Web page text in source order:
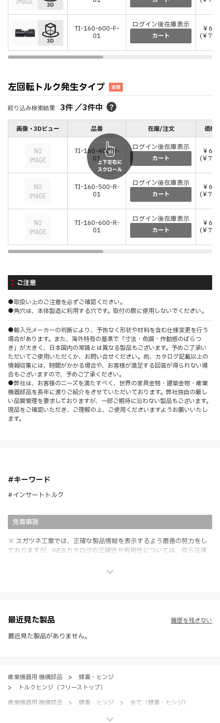
TI-160-600-F-
01
ログイン後在庫表示
カート
￥
(￥
左回転トルク発生タイプ 本体
絞り込み検索結果 3件／3件中
画像・3Dビュー 品番 在庫/注文 価格(
TI-160-400-R-
01
ログイン後在庫表示
カート
￥
(￥
TI-160-500-R-
01
ログイン後在庫表示
カート
￥
(￥
TI-160-600-R-
01
ログイン後在庫表示
カート
￥
(￥
ご注意
●取扱い上のご注意を必ずご確認ください。
●角穴は、本体製造に利用する穴です。取付の際に使用しないでください。
●輸入元メーカーの判断により、予告なく形状や材料を含む仕様変更を行う
場合があります。また、海外特有の基準で「寸法・色調・作動感のばらつ
き」が大きく、日本国内の常識とは異なる製品もございます。予めご了承い
ただいてご使用いただくか、お問い合せください。尚、カタログ記載以上の
情報収集には、時間がかかる場合や、お客様が満足する回答が得られない場
合もございますので、予めご了承ください。
●弊社は、お客様のニーズを満たすべく、世界の家具金物・建築金物・産業
機器部品を長年に渡りご紹介をさせていただいております。弊社独自の厳し
い品質管理を要求しておりますが、一部ご期待に沿わない製品もございます。
現品をご確認いただき、ご理解の上、ご使用くださいますようお願いいたし
ます。
#キーワード
#インサートトルク
免責事項
※ スガツネ工業では、正確な製品情報を表示するよう最善の努力をし
ておりますが、WEBカタログの正確性や有用性については、何ら法律
社製品の使用ご検討、又は販売促進目的の利用に限ります。
※ 本WEBサイト製品情報のご利用にあたっては、WEBサイト利用規
約、プライバシーポリシー、製品情報ガイドをご確認いただき、内容の
最近見た製品
最近見た製品がありません。
履歴を残さない
産業機器用 機構部品 >
蝶番・ヒンジ
>
トルクヒンジ（フリーストップ）
産業機器用 機構部品
> 蝶番・ヒンジ >
全て（蝶番・ヒンジ）
ブランド・シリーズ一覧 ／ 製品ピックアップ